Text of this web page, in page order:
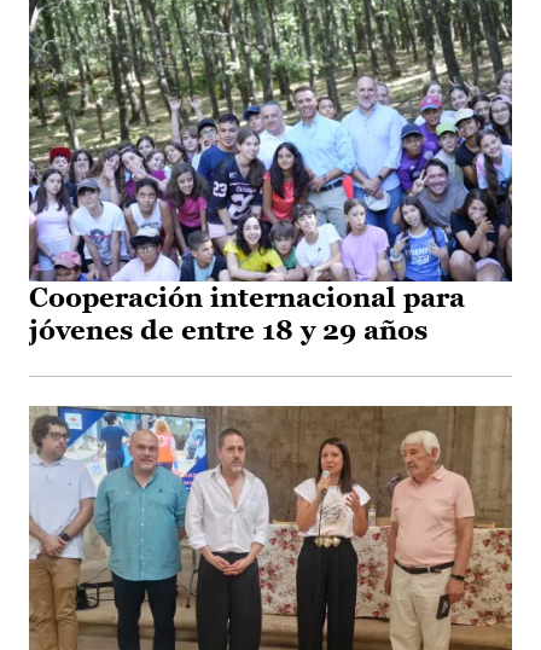
Cooperación internacional para
jóvenes de entre 18 y 29 años